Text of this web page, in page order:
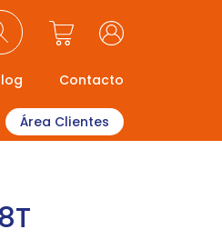
Contacto
Área Clientes